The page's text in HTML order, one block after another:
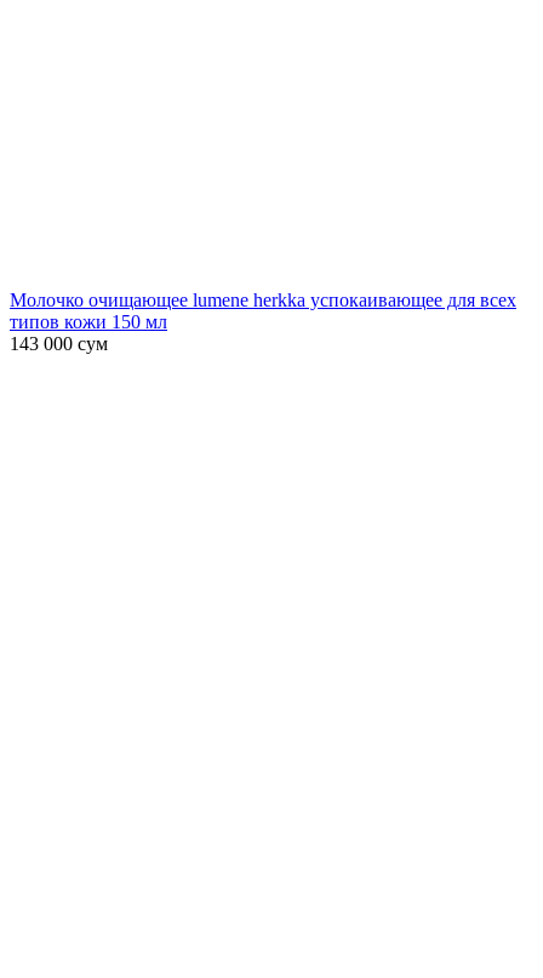
Молочко очищающее lumene herkka успокаивающее для всех
типов кожи 150 мл
143 000 сум